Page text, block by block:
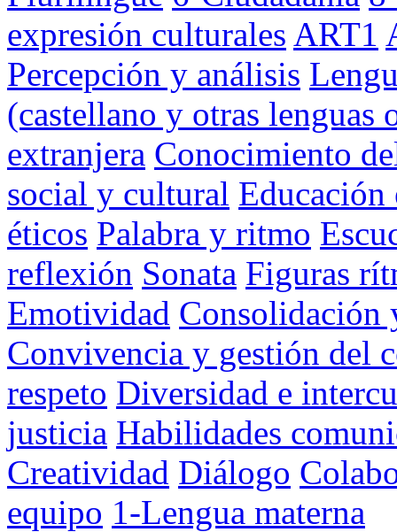
expresión culturales ART1
Percepción y análisis
(castellano y otras lenguas
extranjera Conocimiento
social y cultural
éticos Palabra y ritmo
reflexión Sonata Figuras
Emotividad Consolidación
Convivencia y gestión del
respeto Diversidad e
justicia Habilidades
Creatividad Diálogo
equipo 1-Lengua materna